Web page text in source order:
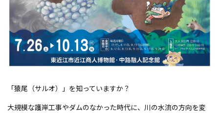
「猿尾（サルオ）」を知っていますか？
大規模な護岸工事やダムのなかった時代に、川の水流の方向を変